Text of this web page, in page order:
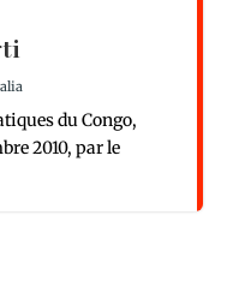
du Congo,
2010, par le